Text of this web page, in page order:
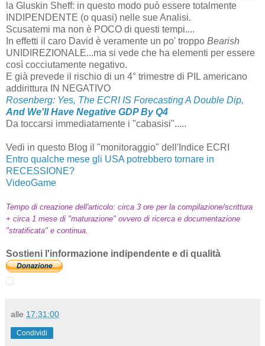
la Gluskin Sheff: in questo modo può essere totalmente
INDIPENDENTE (o quasi) nelle sue Analisi.
Scusatemi ma non è POCO di questi tempi....
In effetti il caro David è veramente un po' troppo Bearish
UNIDIREZIONALE...ma si vede che ha elementi per essere
così cocciutamente negativo.
E già prevede il rischio di un 4° trimestre di PIL americano
addirittura IN NEGATIVO
Rosenberg: Yes, The ECRI IS Forecasting A Double Dip,
And We'll Have Negative GDP By Q4
Da toccarsi immediatamente i "cabasisi".....
Vedi in questo Blog il "monitoraggio" dell'Indice ECRI
Entro qualche mese gli USA potrebbero tornare in
RECESSIONE?
VideoGame
Tempo di creazione dell'articolo: circa 3 ore per la compilazione/scrittura
+ circa 1 mese di "maturazione" ovvero di ricerca e documentazione
"stratificata" e continua.
Sostieni l'informazione indipendente e di qualità
alle 17:31:00
Condividi